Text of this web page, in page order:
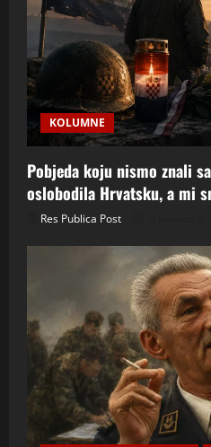
KOLUMNE
Pobjeda koju nismo znali
oslobodila Hrvatsku, a mi
Res Publica Post